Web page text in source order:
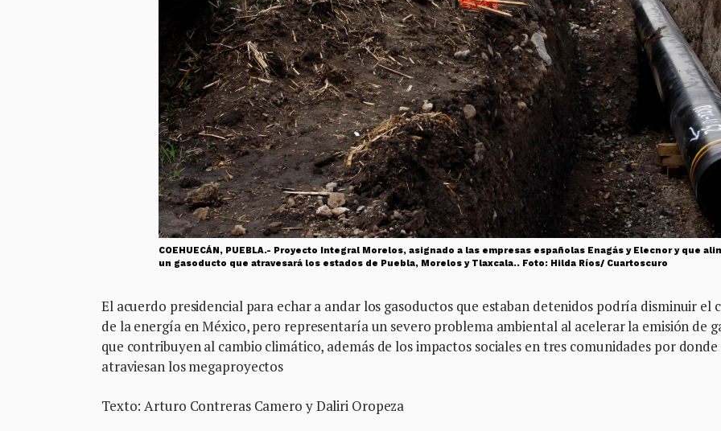
COEHUECÁN, PUEBLA.- Proyecto Integral Morelos, asignado a las empresas españolas Enagás y Elecnor y que
un gasoducto que atravesará los estados de Puebla, Morelos y Tlaxcala.. Foto: Hilda Ríos/ Cuartoscuro
El acuerdo presidencial para echar a andar los gasoductos que estaban detenidos podría disminuir el
de la energía en México, pero representaría un severo problema ambiental al acelerar la emisión de
que contribuyen al cambio climático, además de los impactos sociales en tres comunidades por donde
atraviesan los megaproyectos
Texto: Arturo Contreras Camero y Daliri Oropeza